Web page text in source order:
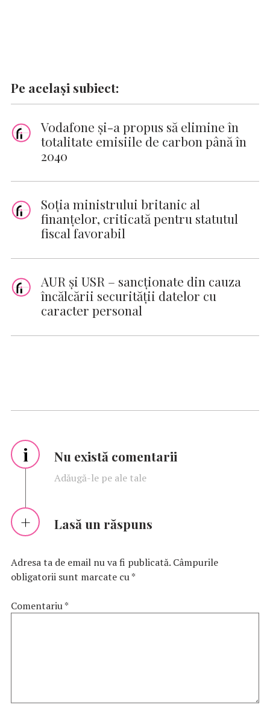
Pe același subiect:
Vodafone şi-a propus să elimine în
totalitate emisiile de carbon până în
2040
Soţia ministrului britanic al
finanţelor, criticată pentru statutul
fiscal favorabil
AUR şi USR – sancţionate din cauza
încălcării securităţii datelor cu
caracter personal
i Nu există comentarii
Adăugă-le pe ale tale
Lasă un răspuns
Adresa ta de email nu va fi publicată. Câmpurile
obligatorii sunt marcate cu*
Comentariu*